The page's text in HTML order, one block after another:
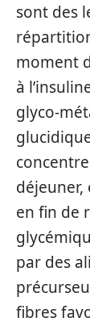
sont des
moment
à
déjeuner,
en fin de
par des
fibres